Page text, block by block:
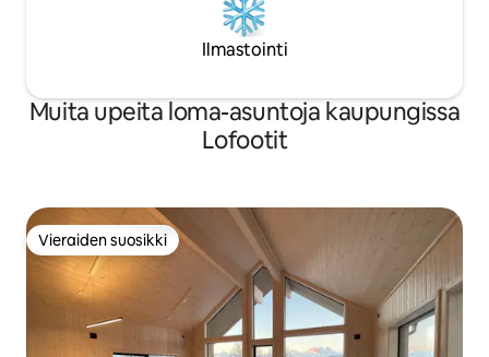
Ilmastointi
Muita upeita loma-asuntoja kaupungissa
Lofootit
Vieraiden suosikki
Vieraiden suosikki